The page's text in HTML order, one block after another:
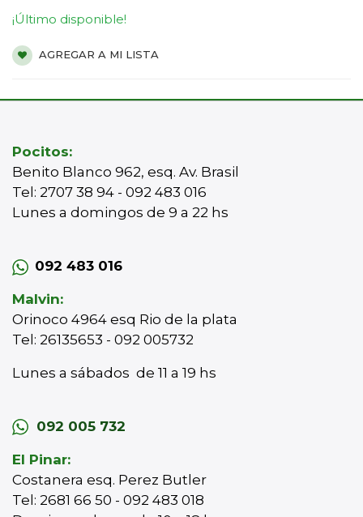
¡Último disponible!
AGREGAR A MI LISTA
Pocitos:
Benito Blanco 962, esq. Av. Brasil
Tel: 2707 38 94 - 092 483 016
Lunes a domingos de 9 a 22 hs
092 483 016
Malvin:
Orinoco 4964 esq Rio de la plata
Tel: 26135653 - 092 005732
Lunes a sábados de 11 a 19 hs
092 005 732
El Pinar:
Costanera esq. Perez Butler
Tel: 2681 66 50 - 092 483 018